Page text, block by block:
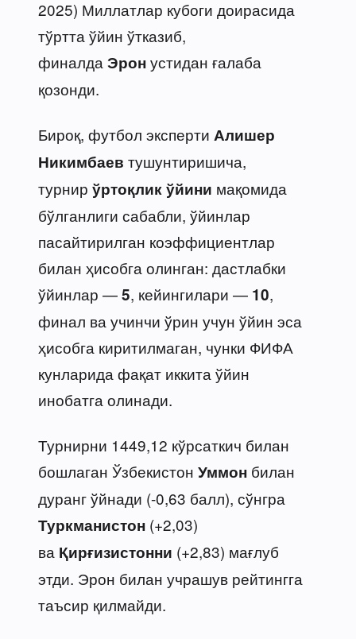
2025) Миллатлар кубоги доирасида
тўртта ўйин ўтказиб,
финалда Эронустидан ғалаба
қозонди.
Бироқ, футбол эксперти Алишер
Никимбаев тушунтиришича,
турнир ўртоқлик ўйини мақомида
бўлганлиги сабабли, ўйинлар
пасайтирилган коэффициентлар
билан ҳисобга олинган: дастлабки
ўйинлар —5, кейингилари — 10,
финал ва учинчи ўрин учун ўйин эса
ҳисобга киритилмаган, чунки ФИФА
кунларида фақат иккита ўйин
инобатга олинади.
Турнирни 1449,12 кўрсаткич билан
бошлаган Ўзбекистон Уммон билан
дуранг ўйнади (-0,63 балл), сўнгра
Туркманистон (+2,03)
ва Қирғизистонни (+2,83) мағлуб
этди. Эрон билан учрашув рейтингга
таъсир қилмайди.